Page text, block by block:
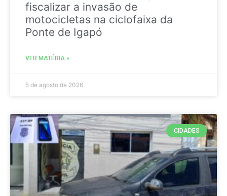
fiscalizar a invasão de
motocicletas na ciclofaixa da
Ponte de Igapó
VER MATÉRIA »
5 de agosto de 2026
CIDADES